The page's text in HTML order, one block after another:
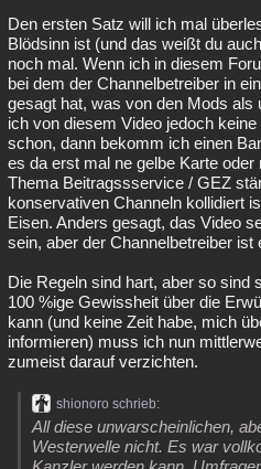
Den ersten Satz will ich mal
Blödsinn ist (und das weißt du
noch mal. Wenn ich in diesem
bei dem der Channelbetreiber in
gesagt hat, was von den Mods als
ich von diesem Video jedoch
schon, dann bekomm ich einen
es da erst mal ne gelbe Karte oder
Thema Beitragssservice / GEZ
konservativen Channeln kollidiert
Eisen. Anders gesagt, das Video
sein, aber der Channelbetreiber
Die Regeln sind hart, aber so sind
100 %ige Gewissheit über die
kann (und keine Zeit habe, mich
informieren) muss ich nun
zumeist darauf verzichten.
shionoro schrieb:
All diese unwarscheinlichen,
Westerwelle nicht. Es war